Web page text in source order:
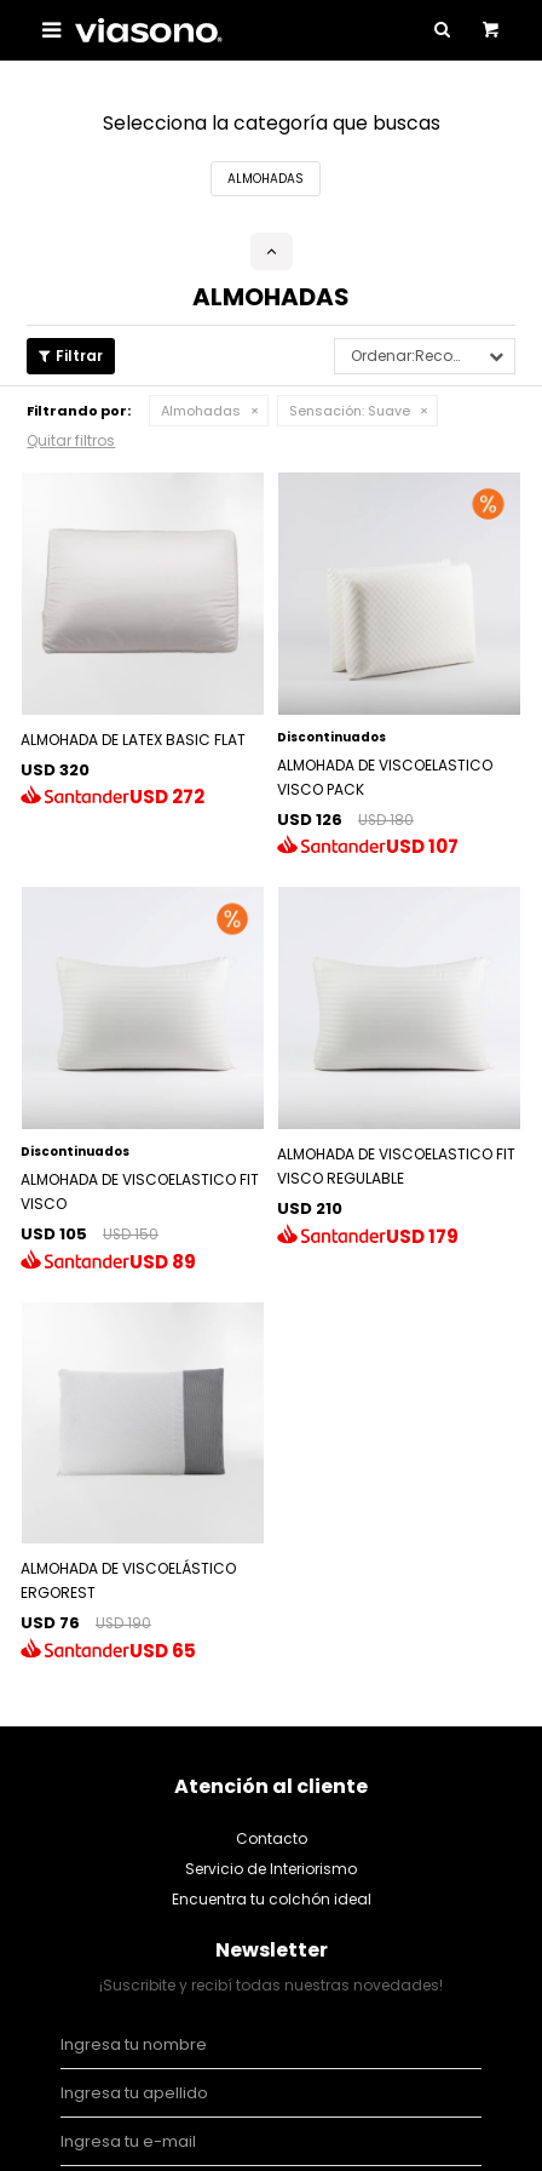

Selecciona la categoría que buscas
ALMOHADAS
ALMOHADAS
Recomendados
Filtrando por: Almohadas Sensación: Suave
Quitar filtros
ALMOHADA DE LATEX BASIC FLAT
USD 320
USD272
Discontinuados
ALMOHADA DE VISCOELASTICO
VISCO PACK
USD 126 USD 180
USD107
Discontinuados
ALMOHADA DE VISCOELASTICO FIT
VISCO
USD 105 USD 150
USD89
ALMOHADA DE VISCOELASTICO FIT
VISCO REGULABLE
USD 210
USD179
ALMOHADA DE VISCOELÁSTICO
ERGOREST
USD 76 USD 190
USD65
Atención al cliente
Contacto
Servicio de Interiorismo
Encuentra tu colchón ideal
Newsletter
¡Suscribite y recibí todas nuestras novedades!